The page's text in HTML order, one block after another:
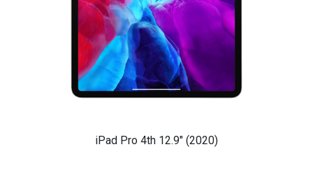
iPad Pro 4th 12.9" (2020)